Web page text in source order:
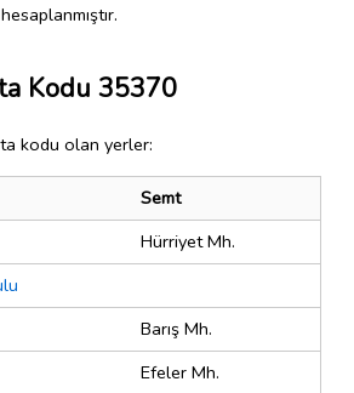
Kodu 35370
kodu olan yerler:
Semt
Hürriyet Mh.
Barış Mh.
Efeler Mh.